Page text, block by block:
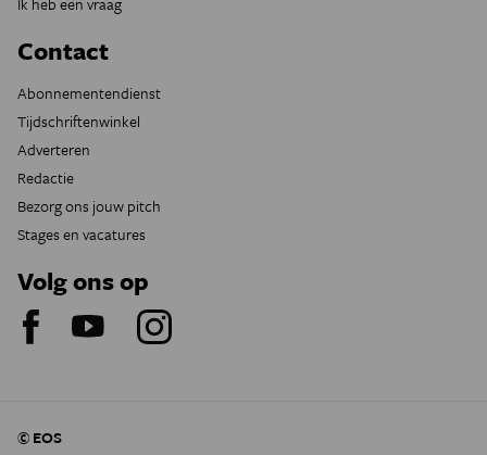
Contact
Abonnementendienst
Tijdschriftenwinkel
Adverteren
Redactie
Bezorg ons jouw pitch
Stages en vacatures
Volg ons op
© EOS